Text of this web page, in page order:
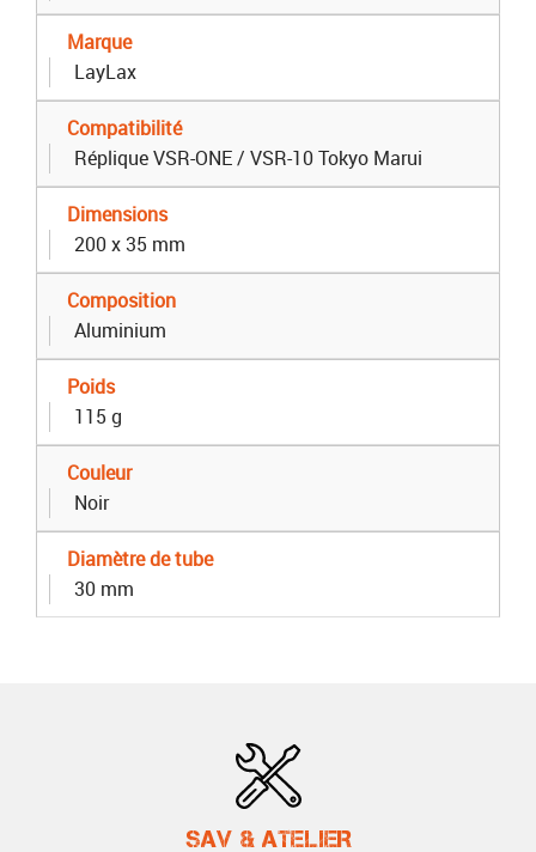
Marque
LayLax
Compatibilité
Réplique VSR-ONE / VSR-10 Tokyo Marui
Dimensions
200 x 35 mm
Composition
Aluminium
Poids
115 g
Couleur
Noir
Diamètre de tube
30 mm
SAV & ATELIER